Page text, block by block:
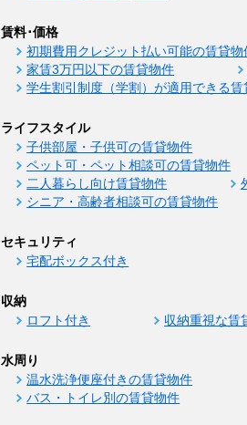
賃料･価格
初期費用クレジット払い可能の賃貸物
家賃3万円以下の賃貸物件
学生割引制度（学割）が適用できる賃
ライフスタイル
子供部屋・子供可の賃貸物件
ペット可・ペット相談可の賃貸物件
二人暮らし向け賃貸物件
シニア・高齢者相談可の賃貸物件
セキュリティ
宅配ボックス付き
収納
ロフト付き 収納重視な賃
水周り
温水洗浄便座付きの賃貸物件
バス・トイレ別の賃貸物件